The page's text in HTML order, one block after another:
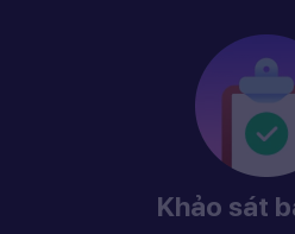
Khảo sát